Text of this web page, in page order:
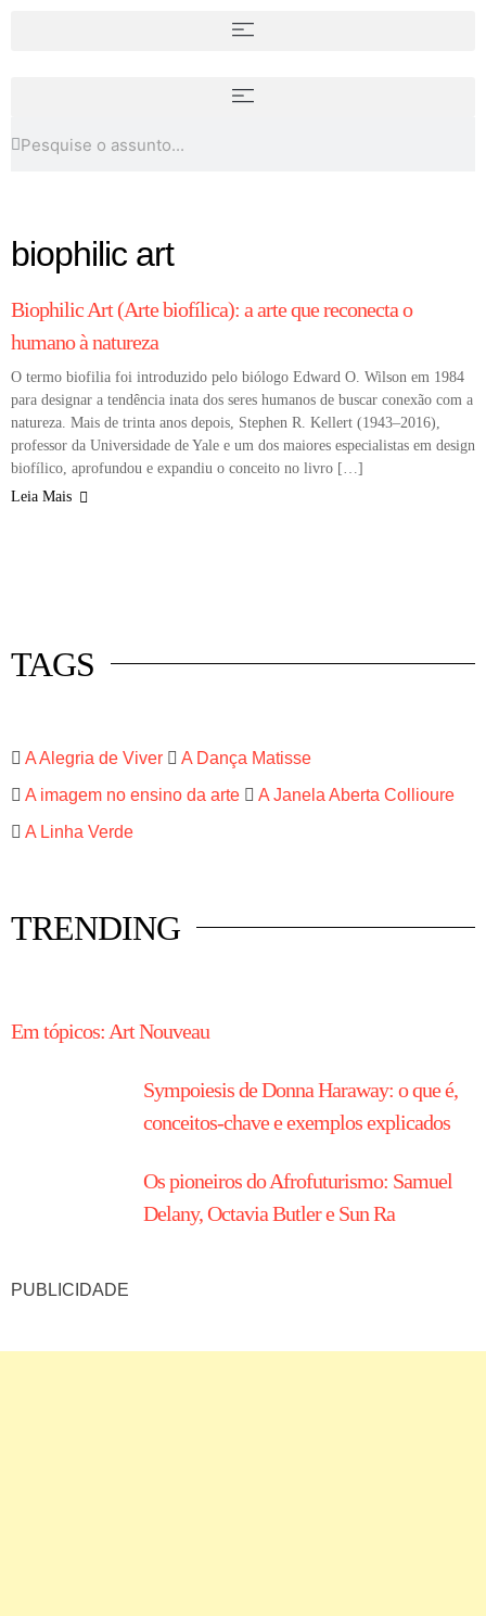
Alva Noë e a arte como forma de
investigação
cultura pública e o “complexo
expositivo”
biophilic art
COLUNA
Biophilic Art (Arte biofílica): a arte que reconecta o
humano à natureza
O termo biofilia foi introduzido pelo biólogo Edward O. Wilson em 1984
para designar a tendência inata dos seres humanos de buscar conexão com a
natureza. Mais de trinta anos depois, Stephen R. Kellert (1943–2016),
professor da Universidade de Yale e um dos maiores especialistas em design
biofílico, aprofundou e expandiu o conceito no livro […]
Leia Mais
TAGS
A Alegria de Viver
A Dança Matisse
A imagem no ensino da arte
A Janela Aberta Collioure
A Linha Verde
TRENDING
Em tópicos: Art Nouveau
Sympoiesis de Donna Haraway: o que é,
conceitos-chave e exemplos explicados
Os pioneiros do Afrofuturismo: Samuel
Delany, Octavia Butler e Sun Ra
PUBLICIDADE